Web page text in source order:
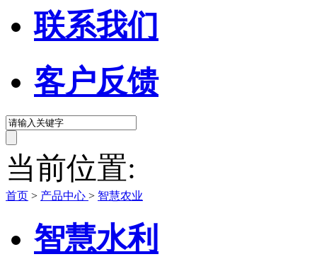
联系我们
客户反馈
当前位置:
首页 > 产品中心 > 智慧农业
智慧水利